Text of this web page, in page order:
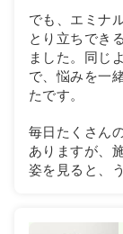
でも、エミナ
とり立ちでき
ました。同じ
で、悩みを一
たです。
毎日たくさん
ありますが、
姿を見ると、